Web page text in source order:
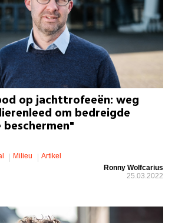
op jachttrofeeën: weg
om bedreigde
Milieu
Artikel
Ronny Wolfcarius
25.03.2022